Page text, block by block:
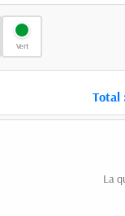
Vert
Total
La